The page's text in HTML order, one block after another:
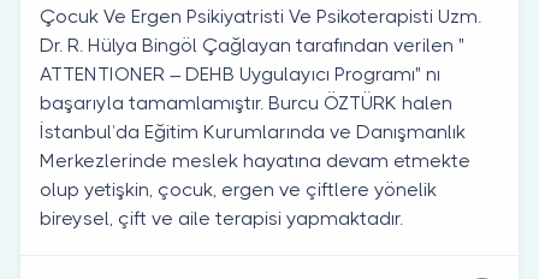
Çocuk Ve Ergen Psikiyatristi Ve Psikoterapisti Uzm.
Dr. R. Hülya Bingöl Çağlayan tarafından verilen "
ATTENTIONER – DEHB Uygulayıcı Programı" nı
başarıyla tamamlamıştır. Burcu ÖZTÜRK halen
İstanbul’da Eğitim Kurumlarında ve Danışmanlık
Merkezlerinde meslek hayatına devam etmekte
olup yetişkin, çocuk, ergen ve çiftlere yönelik
bireysel, çift ve aile terapisi yapmaktadır.